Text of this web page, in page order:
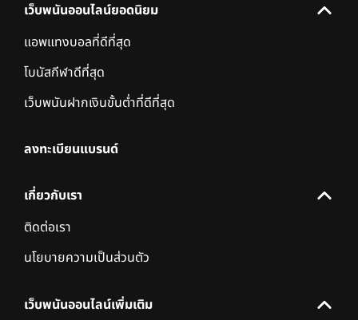
เว็บพนันออนไลน์ยอดนิยม
แอพแทงบอลที่ดีที่สุด
โบนัสกีฬาดีที่สุด
เว็บพนันฝากเงินขั้นต่ำที่ดีที่สุด
ลงทะเบียนแบรนด์
เกี่ยวกับเรา
ติดต่อเรา
นโยบายความเป็นส่วนตัว
เว็บพนันออนไลน์เพิ่มเติม